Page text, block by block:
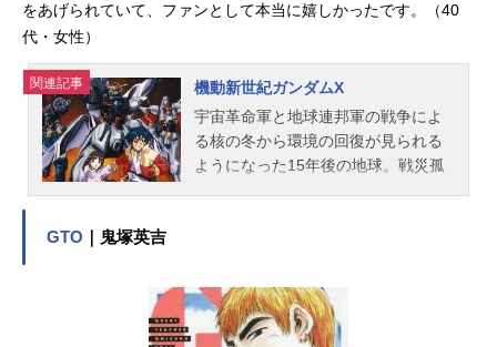
をあげられていて、ファンとして本当に嬉しかったです。（40
代・女性）
関連記事
機動新世紀ガンダムX
宇宙革命軍と地球連邦軍の戦争によ
る核の冬から環境の回復が見られる
ようになった15年後の地球。戦災孤
ロードは、仲間と共にニュータイプ
に関する戦闘や困難を乗り越えてい
く…。作品名機動新世紀ガンダムX放
GTO ｜鬼塚英吉